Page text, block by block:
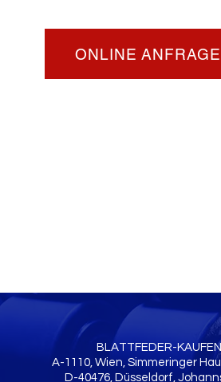
ONLINE ANFRAGE
BLATTFEDER-
A-1110, Wien, Simmeringer
D-40476, Düsseldorf,